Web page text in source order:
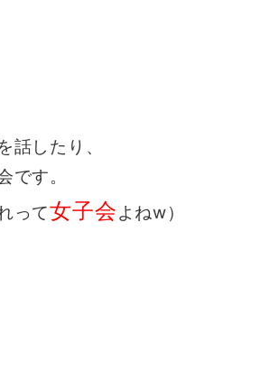
話したり、
です。
って女子会よねw）